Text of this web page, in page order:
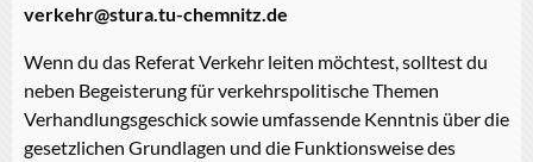
verkehr@stura.tu-chemnitz.de
Wenn du das Referat Verkehr leiten möchtest, solltest du
neben Begeisterung für verkehrspolitische Themen
Verhandlungsgeschick sowie umfassende Kenntnis über die
gesetzlichen Grundlagen und die Funktionsweise des